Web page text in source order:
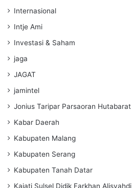
Internasional
Intje Ami
Investasi & Saham
jaga
JAGAT
jamintel
Jonius Taripar Parsaoran Hutabarat
Kabar Daerah
Kabupaten Malang
Kabupaten Serang
Kabupaten Tanah Datar
Kajati Sulsel Didik Farkhan Alisyahdi